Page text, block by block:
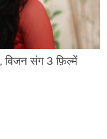
विजन संग 3 फ़िल्में